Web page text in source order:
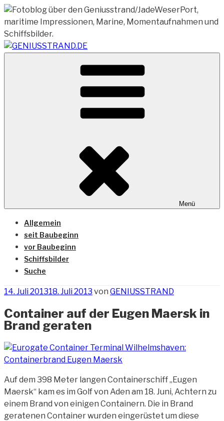
Zum
Inhalt
springen
GENIUSSTRAND.DE
Vom Geniusstrand zum JadeWeserPort/Container
Terminal Wilhelmshaven
Menü
Allgemein
seit Baubeginn
vor Baubeginn
Schiffsbilder
Suche
Veröffentlicht
14. Juli 201318. Juli 2013 von GENIUSSTRAND
Container auf der Eugen Maersk in
Brand geraten
Auf dem 398 Meter langen Containerschiff „Eugen
Maersk“ kam es im Golf von Aden am 18. Juni, Achtern zu
einem Brand von einigen Containern. Die in Brand
geratenen Container wurden eingerüstet um diese